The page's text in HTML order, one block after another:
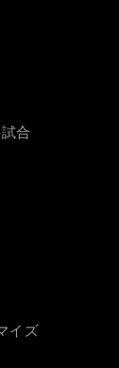
合
イズ